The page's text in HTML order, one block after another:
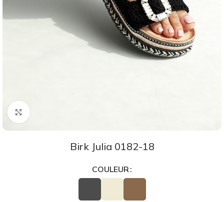
Agrandir
Birk Julia 0182-18
COULEUR